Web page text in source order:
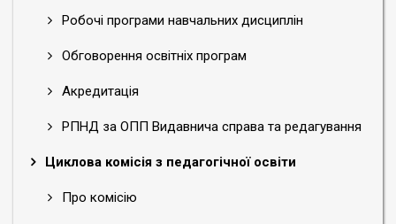
Робочі програми навчальних дисциплін
Обговорення освітніх програм
Акредитація
РПНД за ОПП Видавнича справа та редагування
Циклова комісія з педагогічної освіти
Про комісію